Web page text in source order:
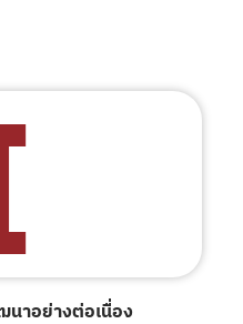
าอย่างต่อเนื่อง